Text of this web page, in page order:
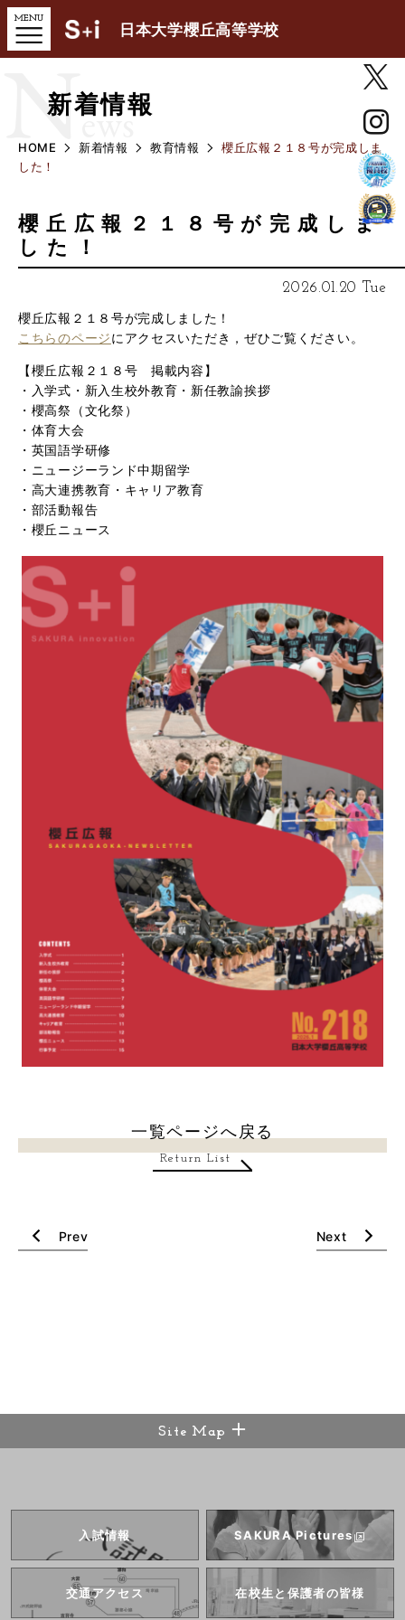
日本大学櫻丘高等学校
新着情報
News
HOME 新着情報 教育情報
櫻丘広報２１８号が完成しま
した！
櫻丘広報２１８号が完成しま
した！
2026.01.20 Tue
櫻丘広報２１８号が完成しました！
こちらのページにアクセスいただき，ぜひご覧ください。
【櫻丘広報２１８号 掲載内容】
・入学式・新入生校外教育・新任教諭挨拶
・櫻高祭（文化祭）
・体育大会
・英国語学研修
・ニュージーランド中期留学
・高大連携教育・キャリア教育
・部活動報告
・櫻丘ニュース
一覧ページへ戻る
Return List
Prev Next
Site Map
入試情報 SAKURAPictures
交通アクセス 在校生と 保護者の皆様